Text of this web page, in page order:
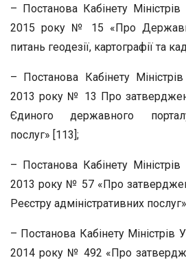
– Постанова Кабінету
2015 року № 15 «Про
питань геодезії, картографії та
– Постанова Кабінету
2013 року № 13 Про
Єдиного державного
послуг» [113];
– Постанова Кабінету
2013 року № 57 «Про
Реєстру адміністративних
– Постанова Кабінету Міністрів
2014 року № 492 «Про